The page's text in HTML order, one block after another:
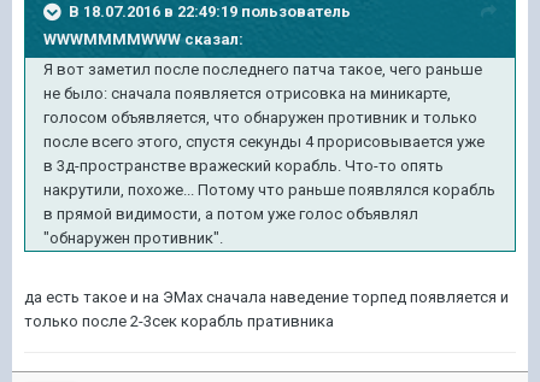
В 18.07.2016 в 22:49:19 пользователь
WWWMMMMWWW сказал:
Я вот заметил после последнего патча такое, чего раньше
не было: сначала появляется отрисовка на миникарте,
голосом объявляется, что обнаружен противник и только
после всего этого, спустя секунды 4 прорисовывается уже
в 3д-пространстве вражеский корабль. Что-то опять
накрутили, похоже... Потому что раньше появлялся корабль
в прямой видимости, а потом уже голос объявлял
"обнаружен противник".
да есть такое и на ЭМах сначала наведение торпед появляется и
только после 2-3сек корабль пративника